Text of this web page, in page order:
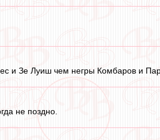
и Зе Луиш чем негры Комбаров и
не поздно.